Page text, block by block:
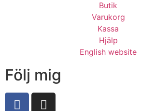
Butik
Varukorg
Kassa
Hjälp
English website
Följ mig